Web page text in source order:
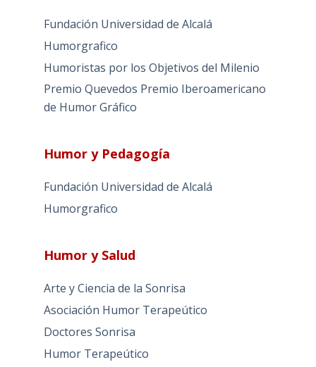
Fundación Universidad de Alcalá
Humorgrafico
Humoristas por los Objetivos del Milenio
Premio Quevedos Premio Iberoamericano
de Humor Gráfico
Humor y Pedagogía
Fundación Universidad de Alcalá
Humorgrafico
Humor y Salud
Arte y Ciencia de la Sonrisa
Asociación Humor Terapeútico
Doctores Sonrisa
Humor Terapeútico